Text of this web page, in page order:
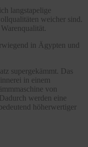
langstapelige
weicher sind.
in Ägypten und
supergekämmt. Das
in einem
von
werden eine
höherwertiger